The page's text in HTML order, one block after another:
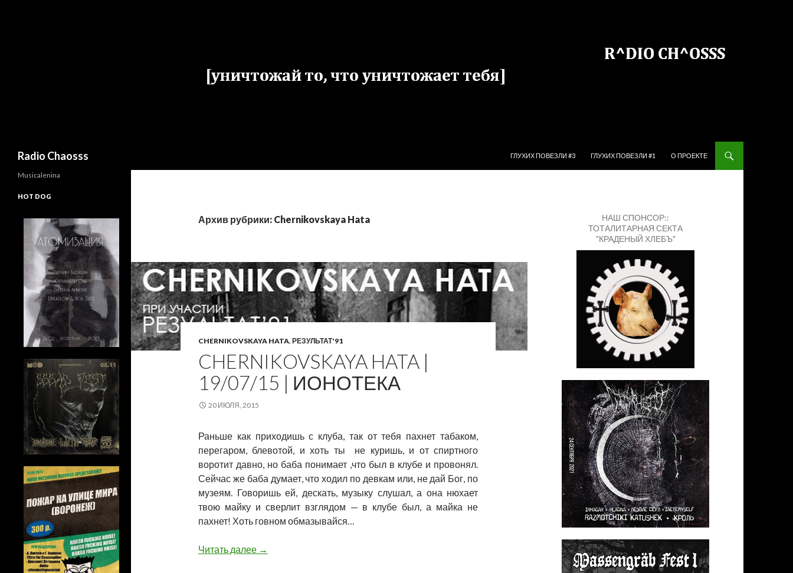
Radio Chaosss
ГЛУХИХ ПОВЕЗЛИ #3
ГЛУХИХ ПОВЕЗЛИ #1 О ПРОЕКТЕ
Архив рубрики: Chernikovskaya Hata
CHERNIKOVSKAYA HATA, РЕЗУЛЬТАТ'91
CHERNIKOVSKAYA HATA |
19/07/15 | ИОНОТЕКА
20 ИЮЛЯ, 2015
Раньше как приходишь с клуба, так от тебя пахнет табаком,
перегаром, блевотой, и хоть ты не куришь, и от спиртного
воротит давно, но баба понимает ,что был в клубе и провонял.
Сейчас же баба думает, что ходил по девкам или, не дай Бог, по
музеям. Говоришь ей, дескать, музыку слушал, а она нюхает
твою майку и сверлит взглядом — в клубе был, а майка не
пахнет! Хоть говном обмазывайся…
Читать далее CHERNIKOVSKAYA HATA | 19/07/15 | Ионотека
→
НАШ СПОНСОР::
ТОТАЛИТАРНАЯ СЕКТА
"КРАДЕНЫЙ ХЛЕБЪ"
Musicalenina
HOT DOG